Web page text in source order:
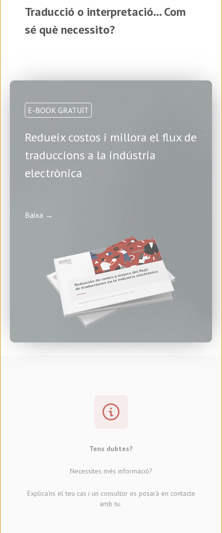
Traducció o interpretació... Com
sé què necessito?
E-BOOK GRATUÏT
Redueix costos i millora el flux de
traduccions a la indústria
electrònica
Baixa →
Tens dubtes?
Necessites més informació?
Explica'ns el teu cas i un consultor es posarà en contacte
amb tu.